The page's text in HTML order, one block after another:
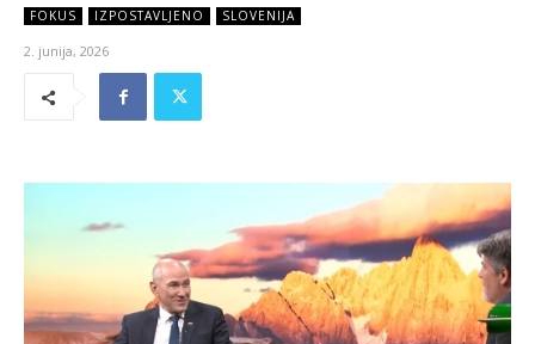
FOKUS IZPOSTAVLJENO SLOVENIJA
2. junija, 2026